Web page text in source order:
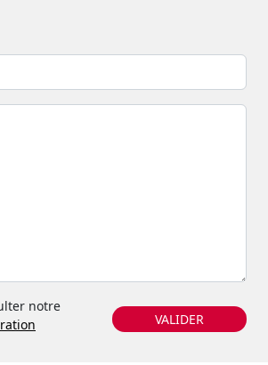
notre
VALIDER